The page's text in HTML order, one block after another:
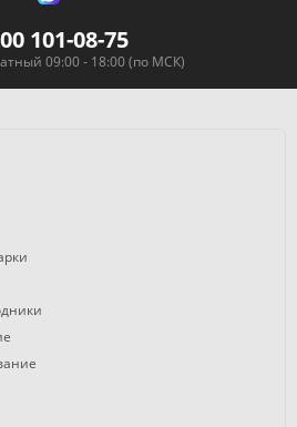
101-08-75
09:00 - 18:00 (по МСК)